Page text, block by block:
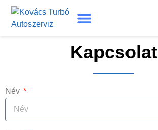
Kapcsolat
Név